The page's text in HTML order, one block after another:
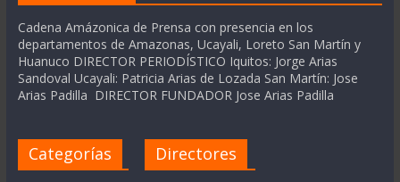
Cadena Amázonica de Prensa con presencia en los
departamentos de Amazonas, Ucayali, Loreto San Martín y
Huanuco DIRECTOR PERIODÍSTICO Iquitos: Jorge Arias
Sandoval Ucayali: Patricia Arias de Lozada San Martín: Jose
Arias Padilla DIRECTOR FUNDADOR Jose Arias Padilla
Categorías Directores